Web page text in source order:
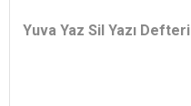
Yuva Yaz Sil Yazı Defteri